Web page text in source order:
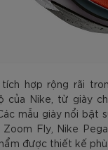
hợp rộng rãi
của Nike, từ giày
mẫu giày nổi bật
Fly, Nike
được thiết kế